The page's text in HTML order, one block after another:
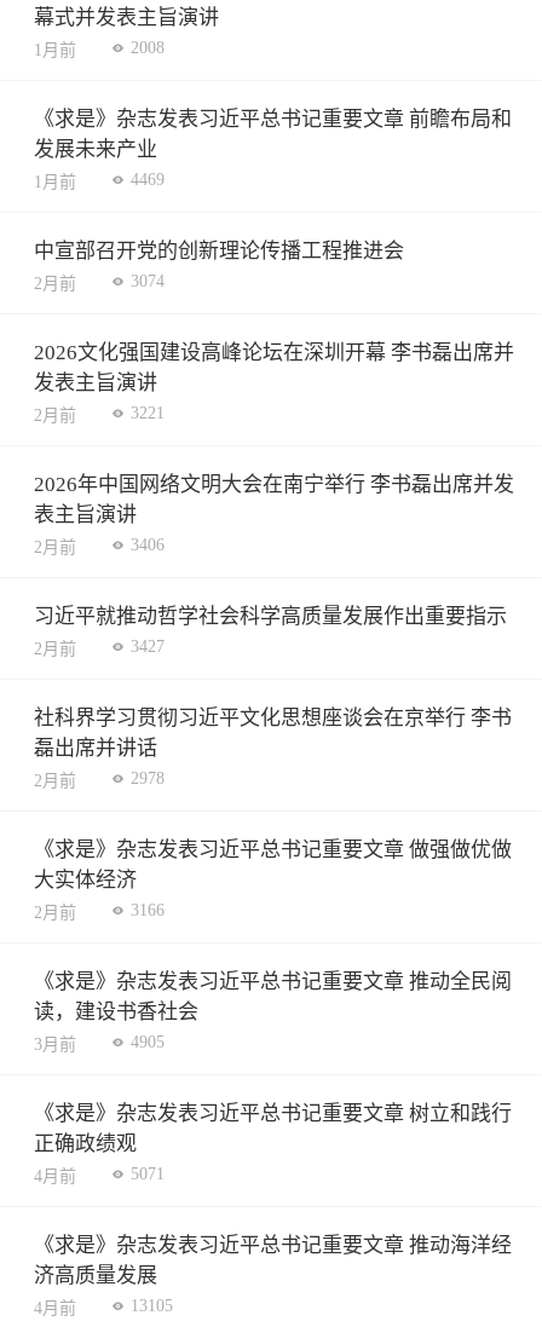
幕式并发表主旨演讲
1月前 2008
《求是》杂志发表习近平总书记重要文章 前瞻布局和
发展未来产业
1月前 4469
中宣部召开党的创新理论传播工程推进会
2月前 3074
2026文化强国建设高峰论坛在深圳开幕 李书磊出席并
发表主旨演讲
2月前 3221
2026年中国网络文明大会在南宁举行 李书磊出席并发
表主旨演讲
2月前 3406
习近平就推动哲学社会科学高质量发展作出重要指示
2月前 3427
社科界学习贯彻习近平文化思想座谈会在京举行 李书
磊出席并讲话
2月前 2978
《求是》杂志发表习近平总书记重要文章 做强做优做
大实体经济
2月前 3166
《求是》杂志发表习近平总书记重要文章 推动全民阅
读，建设书香社会
3月前 4905
《求是》杂志发表习近平总书记重要文章 树立和践行
正确政绩观
4月前 5071
《求是》杂志发表习近平总书记重要文章 推动海洋经
济高质量发展
4月前 13105